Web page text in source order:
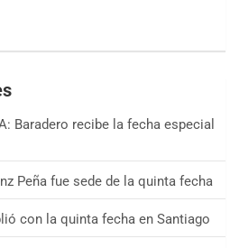
Baradero recibe la fecha especial
Peña fue sede de la quinta fecha
con la quinta fecha en Santiago